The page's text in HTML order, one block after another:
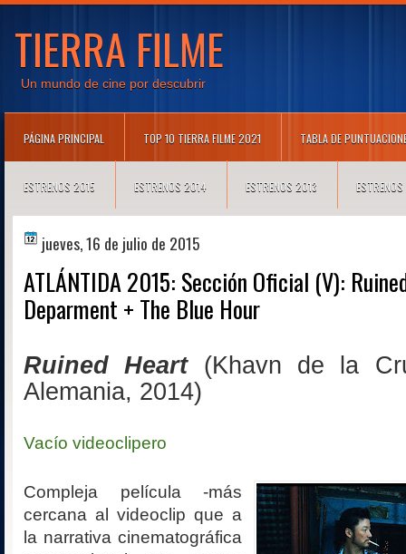
TIERRA FILME
Un mundo de cine por descubrir
PÁGINA PRINCIPAL TOP 10 TIERRA FILME 2021 TABLA DE
ESTRENOS 2015 ESTRENOS 2014 ESTRENOS 2013
jueves, 16 de julio de 2015
ATLÁNTIDA 2015: Sección Oficial (V):
Deparment + The Blue Hour
Ruined Heart
(Khavn de la
Alemania, 2014)
Vacío videoclipero
Compleja película -más
cercana al videoclip que a
la narrativa cinematográfica